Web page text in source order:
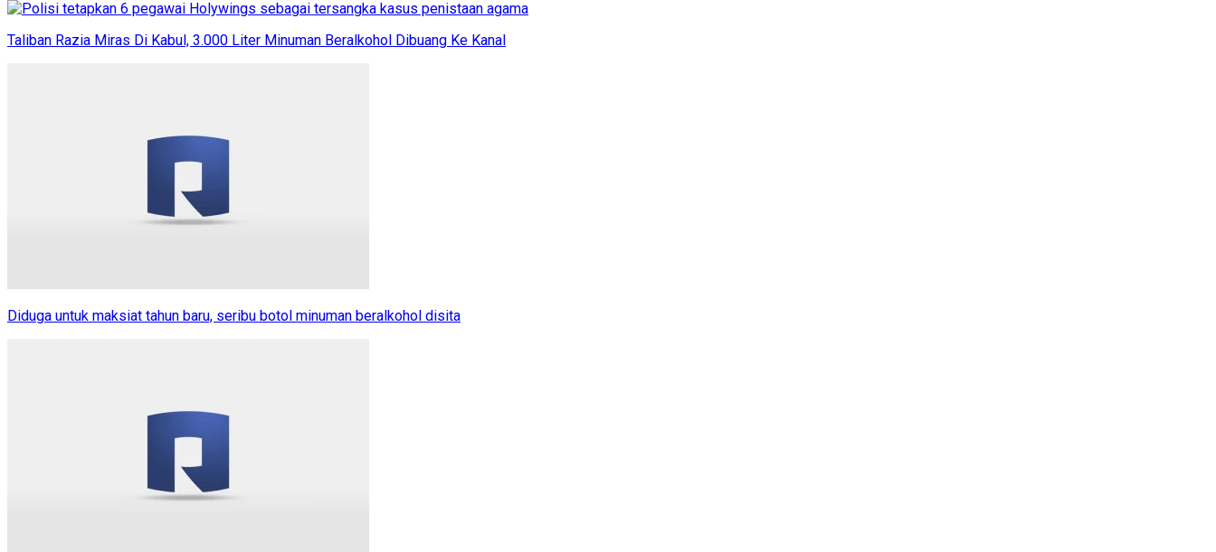
Taliban Razia Miras Di Kabul, 3.000 Liter Minuman Beralkohol Dibuang Ke Kanal
Diduga untuk maksiat tahun baru, seribu botol minuman beralkohol disita